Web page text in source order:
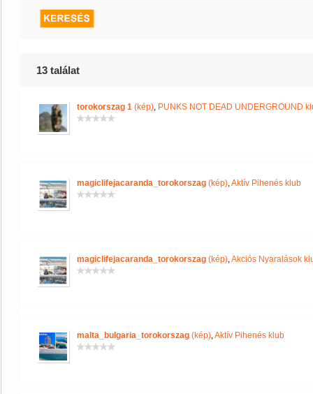
13 találat
torokorszag 1 (kép), PUNKS NOT DEAD UNDERGROUND
magiclifejacaranda_torokorszag (kép),Aktív Pihenés klub
magiclifejacaranda_torokorszag (kép),Akciós Nyaralások
malta_bulgaria_torokorszag (kép),Aktív Pihenés klub